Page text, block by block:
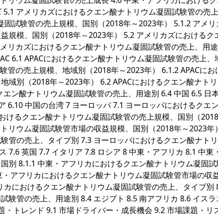
アメリカズにおけるクエン酸ナトリウム凝固試験管の売
試験管の売上規模、国別（2018年～2023年） 5.1.2 アメ
規模、国別（2018年～2023年） 5.2 アメリカズにおけるク
リカズにおけるクエン酸ナトリウム凝固試験管の売上、用
6.1 APACにおけるクエン酸ナトリウム凝固試験管の売上、
管の売上規模、地域別（2018年～2023年） 6.1.2 APACにお
域別（2018年～2023年） 6.2 APACにおけるクエン酸ナト
ン酸ナトリウム凝固試験管の売上、用途別 6.4 中国 6.5 日
6.10 中国の台湾 7 ヨーロッパ 7.1 ヨーロッパにおけるクエ
けるクエン酸ナトリウム凝固試験管の売上規模、国別（
リウム凝固試験管市場の収益規模、国別（2018年～2023年
管の売上、タイプ別 7.3 ヨーロッパにおけるクエン酸ナト
7.6 英国 7.7 イタリア 7.8 ロシア 8 中東・アフリカ 8.1 中東
別 8.1.1 中東・アフリカにおけるクエン酸ナトリウム凝固
アフリカにおけるクエン酸ナトリウム凝固試験管市場の収
におけるクエン酸ナトリウム凝固試験管の売上、タイプ別
験管の売上、用途別 8.4 エジプト 8.5 南アフリカ 8.6 イス
・トレンド 9.1 市場ドライバー・成長機会 9.2 市場課題・リ